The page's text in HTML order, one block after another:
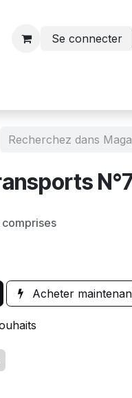
Se connecter
comprises
Acheter